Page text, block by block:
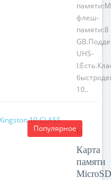
флеш-
памяти:8
UHS-
10..
Популярное
16GB
Kingston
Карта
памяти
MicroSD